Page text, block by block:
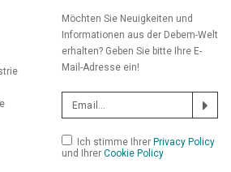
Möchten Sie Neuigkeiten und
Informationen aus der Debem-Welt
erhalten? Geben Sie bitte Ihre E-
Mail-Adresse ein!
Ich stimme Ihrer Privacy Policy
und Ihrer Cookie Policy